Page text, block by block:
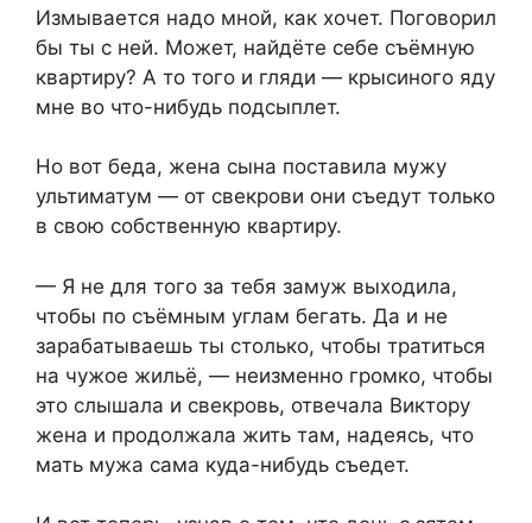
Измывается надо мной, как хочет. Поговорил
бы ты с ней. Может, найдёте себе съёмную
квартиру? А то того и гляди — крысиного яду
мне во что-нибудь подсыплет.
Но вот беда, жена сына поставила мужу
ультиматум — от свекрови они съедут только
в свою собственную квартиру.
— Я не для того за тебя замуж выходила,
чтобы по съёмным углам бегать. Да и не
зарабатываешь ты столько, чтобы тратиться
на чужое жильё, — неизменно громко, чтобы
это слышала и свекровь, отвечала Виктору
жена и продолжала жить там, надеясь, что
мать мужа сама куда-нибудь съедет.